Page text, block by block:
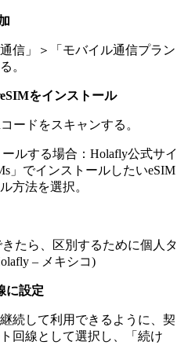
信」＞「モバイル通信プラン
。
をインストール
ードをスキャンする。
ルする場合：Holafly公式サイ
」でインストールしたいeSIM
方法を選択。
たら、区別するために個人タ
– メキシコ)
に設定
続して利用できるように、契
回線として選択し、「続け